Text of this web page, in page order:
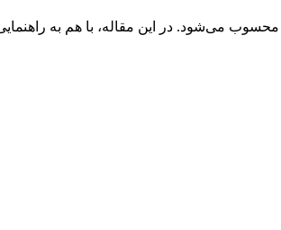
می‌شود. در این مقاله، با هم به